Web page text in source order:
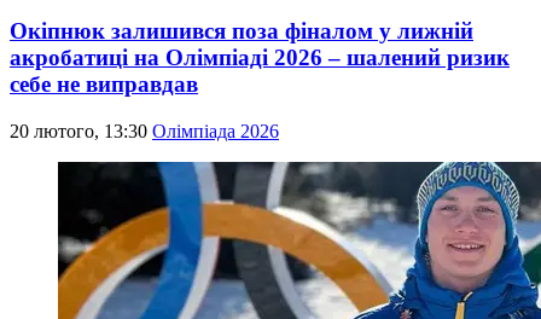
Окіпнюк залишився поза фіналом у лижній
акробатиці на Олімпіаді 2026 – шалений ризик
себе не виправдав
20 лютого, 13:30 Олімпіада 2026